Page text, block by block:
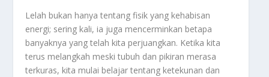
Lelah bukan hanya tentang fisik yang kehabisan
energi; sering kali, ia juga mencerminkan betapa
banyaknya yang telah kita perjuangkan. Ketika kita
terus melangkah meski tubuh dan pikiran merasa
terkuras, kita mulai belajar tentang ketekunan dan